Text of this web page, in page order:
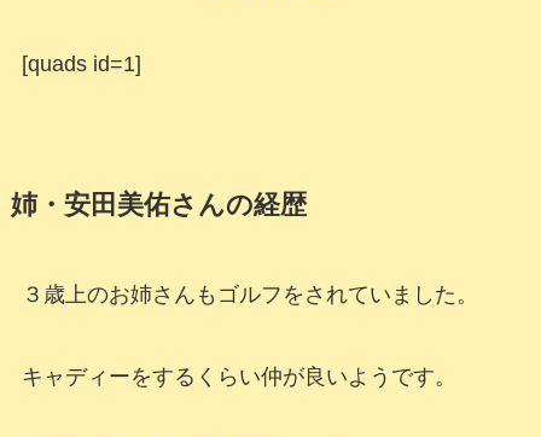
[quads id=1]
姉・安田美佑さんの経歴
３歳上のお姉さんもゴルフをされていました。
キャディーをするくらい仲が良いようです。